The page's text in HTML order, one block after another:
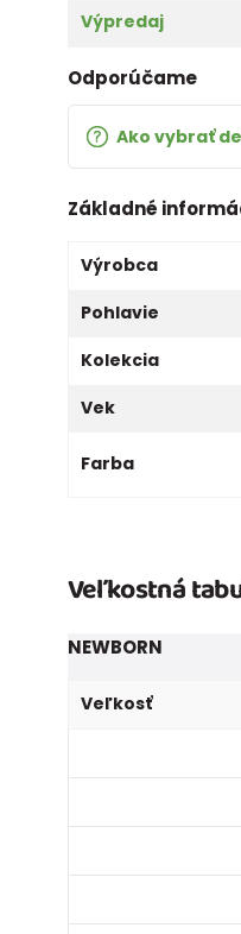
Výpredaj
Odporúčame
Ako vybrať
Základné
Výrobca
Pohlavie
Kolekcia
Vek
Farba
Veľkostná
NEWBORN
Veľkosť